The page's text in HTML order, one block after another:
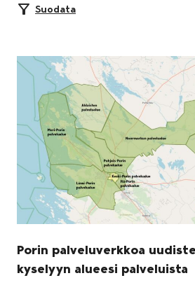
Suodata
Porin palveluverkkoa
kyselyyn alueesi palveluista